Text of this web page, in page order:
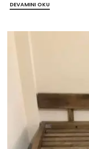
DEVAMINI OKU